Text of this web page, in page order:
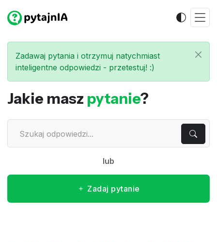
Zadawaj pytania i otrzymuj natychmiast
inteligentne odpowiedzi - przetestuj! :)
Jakie masz pytanie?
lub
Zadaj pytanie